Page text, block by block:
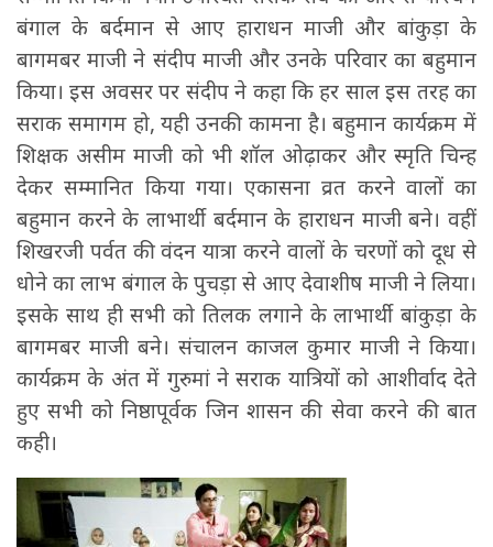
बंगाल के बर्दमान से आए हाराधन माजी और बांकुड़ा के
बागमबर माजी ने संदीप माजी और उनके परिवार का बहुमान
किया। इस अवसर पर संदीप ने कहा कि हर साल इस तरह का
सराक समागम हो, यही उनकी कामना है। बहुमान कार्यक्रम में
शिक्षक असीम माजी को भी शॉल ओढ़ाकर और स्मृति चिन्ह
देकर सम्मानित किया गया। एकासना व्रत करने वालों का
बहुमान करने के लाभार्थी बर्दमान के हाराधन माजी बने। वहीं
शिखरजी पर्वत की वंदन यात्रा करने वालों के चरणों को दूध से
धोने का लाभ बंगाल के पुचड़ा से आए देवाशीष माजी ने लिया।
इसके साथ ही सभी को तिलक लगाने के लाभार्थी बांकुड़ा के
बागमबर माजी बने। संचालन काजल कुमार माजी ने किया।
कार्यक्रम के अंत में गुरुमां ने सराक यात्रियों को आशीर्वाद देते
हुए सभी को निष्ठापूर्वक जिन शासन की सेवा करने की बात
कही।